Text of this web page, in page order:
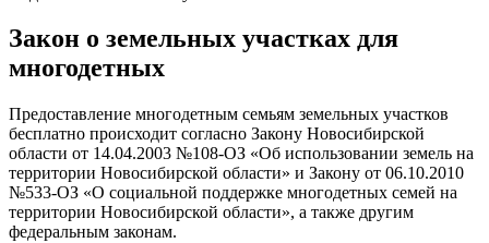
Закон о земельных участках для
многодетных
Предоставление многодетным семьям земельных участков
бесплатно происходит согласно Закону Новосибирской
области от 14.04.2003 №108-ОЗ «Об использовании земель на
территории Новосибирской области» и Закону от 06.10.2010
№533-ОЗ «О социальной поддержке многодетных семей на
территории Новосибирской области», а также другим
федеральным законам.